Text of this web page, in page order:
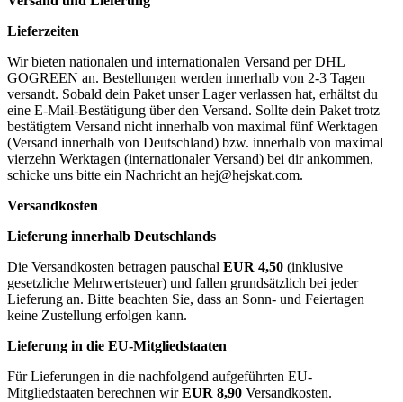
Lieferzeiten
Wir bieten nationalen und internationalen Versand per DHL
GOGREEN an. Bestellungen werden innerhalb von 2-3 Tagen
versandt. Sobald dein Paket unser Lager verlassen hat, erhältst du
eine E-Mail-Bestätigung über den Versand. Sollte dein Paket trotz
bestätigtem Versand nicht innerhalb von maximal fünf Werktagen
(Versand innerhalb von Deutschland) bzw. innerhalb von maximal
vierzehn Werktagen (internationaler Versand) bei dir ankommen,
schicke uns bitte ein Nachricht an hej@hejskat.com.
Versandkosten
Lieferung innerhalb Deutschlands
Die Versandkosten betragen pauschal EUR 4,50 (inklusive
gesetzliche Mehrwertsteuer) und fallen grundsätzlich bei jeder
Lieferung an. Bitte beachten Sie, dass an Sonn- und Feiertagen
keine Zustellung erfolgen kann.
Lieferung in die EU-Mitgliedstaaten
Für Lieferungen in die nachfolgend aufgeführten EU-
Mitgliedstaaten berechnen wirEUR 8,90 Versandkosten.